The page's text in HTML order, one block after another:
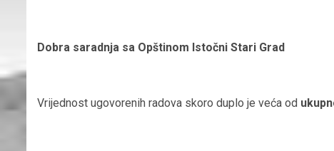
Dobra saradnja sa Opštinom Istočni Stari Grad
Vrijednost ugovorenih radova skoro duplo je veća od u